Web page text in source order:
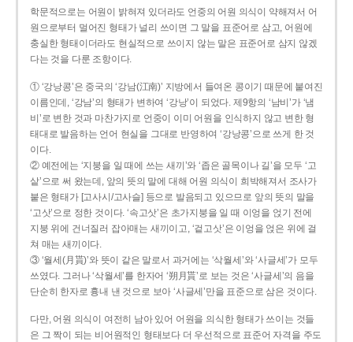
학문적으로는 어원이 밝혀져 있더라도 언중의 어원 의식이 약해져서 어
원으로부터 멀어진 형태가 널리 쓰이면 그 말을 표준어로 삼고, 어원에
충실한 형태이더라도 현실적으로 쓰이지 않는 말은 표준어로 삼지 않겠
다는 것을 다룬 조항이다.
① ‘강낭콩’은 중국의 ‘강남(江南)’ 지방에서 들여온 콩이기 때문에 붙여진
이름인데, ‘강남’의 형태가 변하여 ‘강낭’이 되었다. 제9항의 ‘남비’가 ‘냄
비’로 변한 것과 마찬가지로 언중이 이미 어원을 인식하지 않고 변한 형
태대로 발음하는 언어 현실을 그대로 반영하여 ‘강낭콩’으로 쓰게 한 것
이다.
② 예전에는 ‘지붕을 일 때에 쓰는 새끼’와 ‘좁은 골목이나 길’을 모두 ‘고
샅’으로 써 왔는데, 앞의 뜻의 말에 대해 어원 의식이 희박해져서 조사가
붙은 형태가 [고사시/고사슬] 등으로 발음되고 있으므로 앞의 뜻의 말을
‘고삿’으로 정한 것이다. ‘속고삿’은 초가지붕을 일 때 이엉을 얹기 전에
지붕 위에 건너질러 잡아매는 새끼이고, ‘겉고삿’은 이엉을 얹은 위에 걸
쳐 매는 새끼이다.
③ ‘월세(月貰)’와 뜻이 같은 말로서 과거에는 ‘삭월세’와 ‘사글세’가 모두
쓰였다. 그러나 ‘삭월세’를 한자어 ‘朔月貰’로 보는 것은 ‘사글세’의 음을
단순히 한자로 흉내 낸 것으로 보아 ‘사글세’만을 표준으로 삼은 것이다.
다만, 어원 의식이 여전히 남아 있어 어원을 의식한 형태가 쓰이는 것들
은 그 짝이 되는 비어원적인 형태보다 더 우선적으로 표준어 자격을 주도